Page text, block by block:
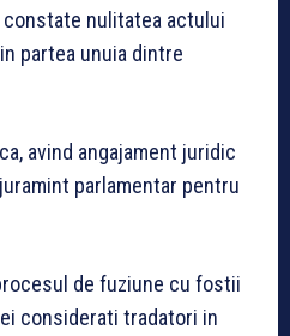
nulitatea actului
partea unuia dintre
avind angajament juridic
parlamentar pentru
de fuziune cu fostii
considerati tradatori in